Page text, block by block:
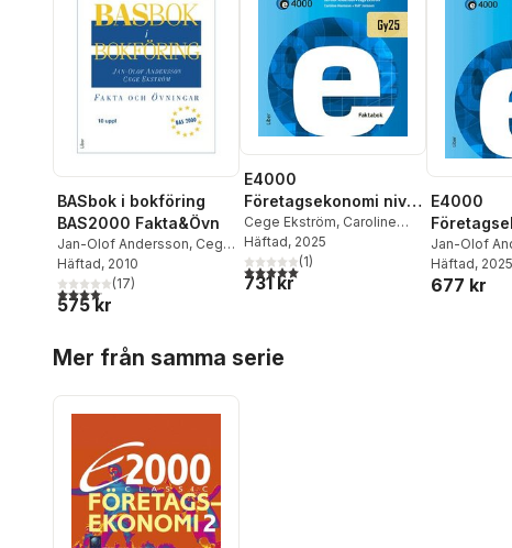
BASbok i bokföring
BAS2000 Fakta&Övn
Jan-Olof Andersson, Cege
Ekström
Häftad, 2010
4,1utav 5 stjärnor. Totalt antal röster:
(17)
575 kr
E4000
Företagsekonomi nivå
1 Faktabok
Cege Ekström, Caroline
Hansson,Rolf Jansson
Jan-Olof Andersson
Häftad, 2025
5,0utav 5 stjärnor. Totalt antal röster:
(1)
731 kr
E4000
1
Jan-Olof
Ekström,
Rolf Jansson
Häftad, 2025
677 kr
Mer från samma serie